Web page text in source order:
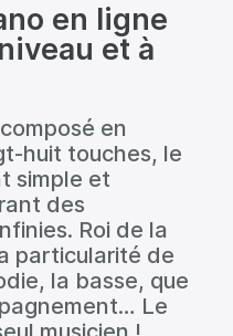
en ligne
et à
en
huit touches, le
simple et
des
Roi de la
particularité de
la basse, que
Le